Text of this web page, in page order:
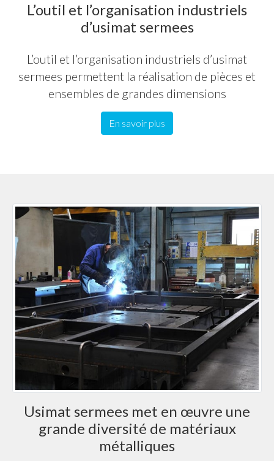
L’outil et l’organisation industriels
d’usimat sermees
L’outil et l’organisation industriels d’usimat
sermees permettent la réalisation de pièces et
ensembles de grandes dimensions
En savoir plus
Usimat sermees met en œuvre une
grande diversité de matériaux
métalliques